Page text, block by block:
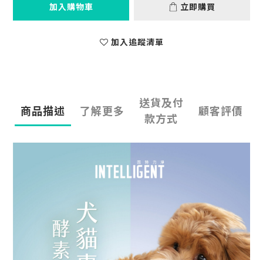
加入購物車 立即購買
加入追蹤清單
商品描述 了解更多
送貨及付
款方式
顧客評價